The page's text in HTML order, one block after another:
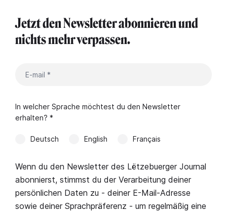
Jetzt den Newsletter abonnieren und
nichts mehr verpassen.
In welcher Sprache möchtest du den Newsletter
erhalten? *
Deutsch English Français
Wenn du den Newsletter des Lëtzebuerger Journal
abonnierst, stimmst du der Verarbeitung deiner
persönlichen Daten zu - deiner E-Mail-Adresse
sowie deiner Sprachpräferenz - um regelmäßig eine